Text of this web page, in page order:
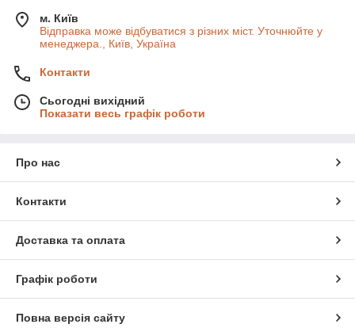
м. Київ
Відправка може відбуватися з різних міст. Уточнюйте у
менеджера., Київ, Україна
Контакти
Сьогодні вихідний
Показати весь графік роботи
Про нас
Контакти
Доставка та оплата
Графік роботи
Повна версія сайту